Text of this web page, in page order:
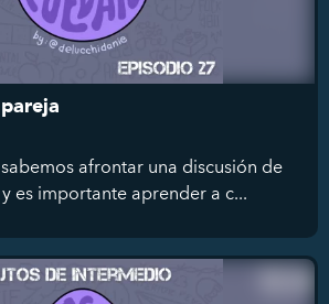
afrontar una discusión de
es importante aprender a c...